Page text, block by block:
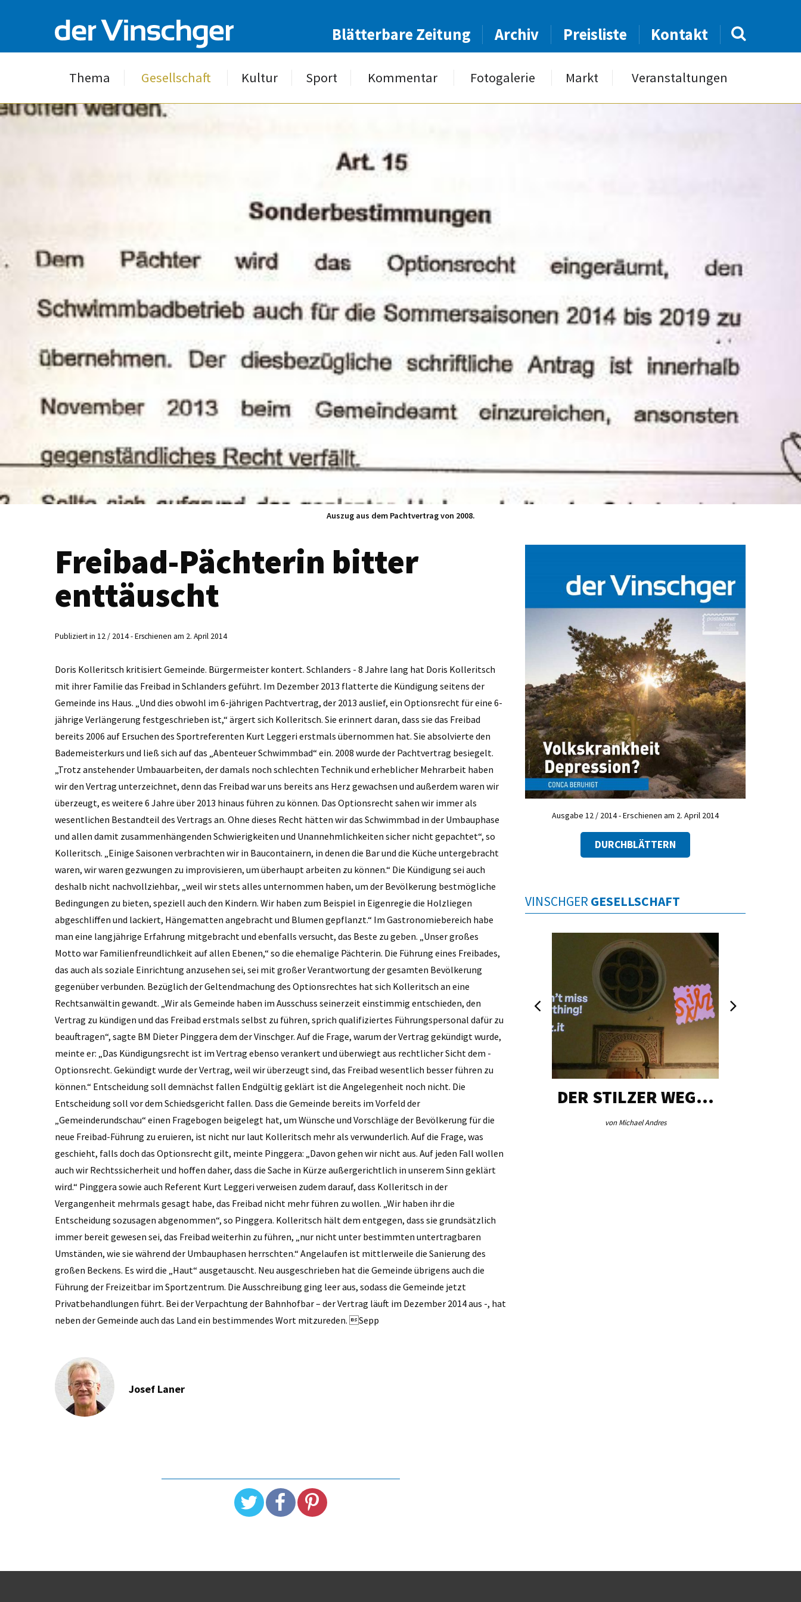
Blätterbare Zeitung Archiv Preisliste Kontakt
Thema Gesellschaft Kultur Sport Kommentar Fotogalerie Markt Veranstaltungen
Auszug aus dem Pachtvertrag von 2008.
Freibad-Pächterin bitter
enttäuscht
Publiziert in 12 / 2014 - Erschienen am 2. April 2014
Doris Kolleritsch kritisiert Gemeinde. Bürgermeister kontert. Schlanders - 8 Jahre lang hat ­Doris Kolleritsch
mit ihrer Familie das Freibad in Schlanders geführt. Im Dezember 2013 flatterte die Kündigung seitens der
Gemeinde ins Haus. „Und dies obwohl im 6-jährigen Pachtvertrag, der 2013 auslief, ein Optionsrecht für eine 6-
jährige Verlängerung festgeschrieben ist,“ ärgert sich Kolleritsch. Sie erinnert daran, dass sie das Freibad
bereits 2006 auf Ersuchen des Sportreferenten Kurt Leggeri erstmals übernommen hat. Sie absolvierte den
Bademeisterkurs und ließ sich auf das „Abenteuer Schwimmbad“ ein. 2008 wurde der Pachtvertrag besiegelt.
„Trotz anstehender Umbauarbeiten, der damals noch schlechten Technik und erheblicher Mehrarbeit haben
wir den Vertrag unterzeichnet, denn das Freibad war uns bereits ans Herz gewachsen und außerdem waren wir
überzeugt, es weitere 6 Jahre über 2013 hinaus führen zu können. Das Optionsrecht sahen wir immer als
wesent­lichen Bestandteil des Vertrags an. Ohne dieses Recht hätten wir das Schwimmbad in der Umbauphase
und allen damit zusammenhängenden Schwierigkeiten und Unannehmlichkeiten sicher nicht gepachtet“, so
Kolleritsch. „Einige Saisonen verbrachten wir in Baucontainern, in denen die Bar und die Küche untergebracht
waren, wir waren gezwungen zu improvisieren, um überhaupt arbeiten zu können.“ Die Kündigung sei auch
deshalb nicht nachvollziehbar, „weil wir stets alles unternommen haben, um der Bevölkerung bestmögliche
Bedingungen zu bieten, speziell auch den Kindern. Wir haben zum Beispiel in Eigenregie die Holzliegen
abgeschliffen und lackiert, Hängematten angebracht und Blumen gepflanzt.“ Im Gastronomiebereich habe
man eine langjährige Erfahrung mitgebracht und ebenfalls versucht, das Beste zu geben. „Unser großes
Motto war Familienfreundlichkeit auf allen Ebenen,“ so die ehemalige Pächterin. Die Führung eines Freibades,
das auch als soziale Einrichtung anzusehen sei, sei mit großer Verantwortung der gesamten Bevölkerung
gegenüber verbunden. Bezüglich der Geltendmachung des Optionsrechtes hat sich Kolleritsch an eine
Rechtsanwältin gewandt. „Wir als Gemeinde haben im Ausschuss seinerzeit einstimmig entschieden, den
Vertrag zu kündigen und das Freibad erstmals selbst zu führen, sprich qualifiziertes Führungspersonal dafür zu
beauftragen“, sagte BM Dieter Pinggera dem der Vinschger. Auf die Frage, warum der Vertrag gekündigt wurde,
meinte er: „Das Kündigungsrecht ist im Vertrag ebenso verankert und überwiegt aus rechtlicher Sicht dem ­
Optionsrecht. Gekündigt wurde der Vertrag, weil wir überzeugt sind, das Freibad wesentlich besser führen zu
können.“ Entscheidung soll demnächst fallen Endgültig geklärt ist die Angelegenheit noch nicht. Die
Entscheidung soll vor dem Schiedsgericht fallen. Dass die Gemeinde bereits im Vorfeld der
„Gemeinderundschau“ einen Fragebogen beigelegt hat, um Wünsche und Vorschläge der Bevölkerung für die
neue Freibad-Führung zu eruieren, ist nicht nur laut Kolleritsch mehr als verwunderlich. Auf die Frage, was
geschieht, falls doch das Optionsrecht gilt, meinte Pinggera: „Davon gehen wir nicht aus. Auf jeden Fall wollen
auch wir Rechtssicherheit und hoffen daher, dass die Sache in Kürze außergerichtlich in unserem Sinn geklärt
wird.“ Pinggera sowie auch Referent Kurt Leggeri verweisen zudem darauf, dass Kolleritsch in der
Vergangenheit mehrmals gesagt habe, das Freibad nicht mehr führen zu wollen. „Wir haben ihr die
Entscheidung sozusagen abgenommen“, so Pinggera. Kolleritsch hält dem entgegen, dass sie grundsätzlich
immer bereit gewesen sei, das Freibad weiterhin zu führen, „nur nicht unter bestimmten untertragbaren
Umständen, wie sie während der Umbauphasen herrschten.“ Angelaufen ist mittlerweile die Sanierung des
großen Beckens. Es wird die „Haut“ ausgetauscht. Neu ausgeschrieben hat die Gemeinde übrigens auch die
Führung der Freizeitbar im Sportzentrum. Die Ausschreibung ging leer aus, sodass die Gemeinde jetzt
Privatbehandlungen führt. Bei der Verpachtung der Bahnhofbar – der Vertrag läuft im Dezember 2014 aus -, hat
neben der Gemeinde auch das Land ein bestimmendes Wort mitzureden. Sepp
Josef Laner
Ausgabe 12 / 2014 - Erschienen am 2. April 2014
DURCHBLÄTTERN
VINSCHGER GESELLSCHAFT
DER STILZER WEG…
von Michael Andres